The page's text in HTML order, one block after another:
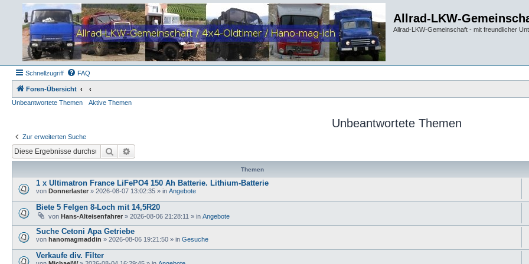
Allrad-LKW-
Allrad-LKW-Gemeinschaft - mit freundlicher
Schnellzugriff FAQ
Foren-Übersicht
Unbeantwortete Themen
Aktive Themen
Unbeantwortete Themen
Zur erweiterten Suche
Suche
Themen
1 x Ultimatron France LiFePO4 150 Ah Batterie. Lithium-Batterie
von Donnerlaster » 2026-08-07 13:02:35 » in Angebote
Biete 5 Felgen 8-Loch mit 14,5R20
von Hans-Alteisenfahrer » 2026-08-06 21:28:11 » in Angebote
Suche Cetoni Apa Getriebe
von hanomagmaddin » 2026-08-06 19:21:50 » in Gesuche
Verkaufe div. Filter